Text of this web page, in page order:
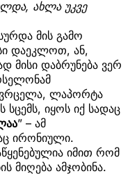
ახლა უკვე
მის გამო
დაეკლოთ, ან,
მისი დაბრუნება ვერ
ლაპორტა
სცემს, იყოს იქ სადაც
” – ამ
ირონიული.
იმით რომ
მიღება ამჯობინა.